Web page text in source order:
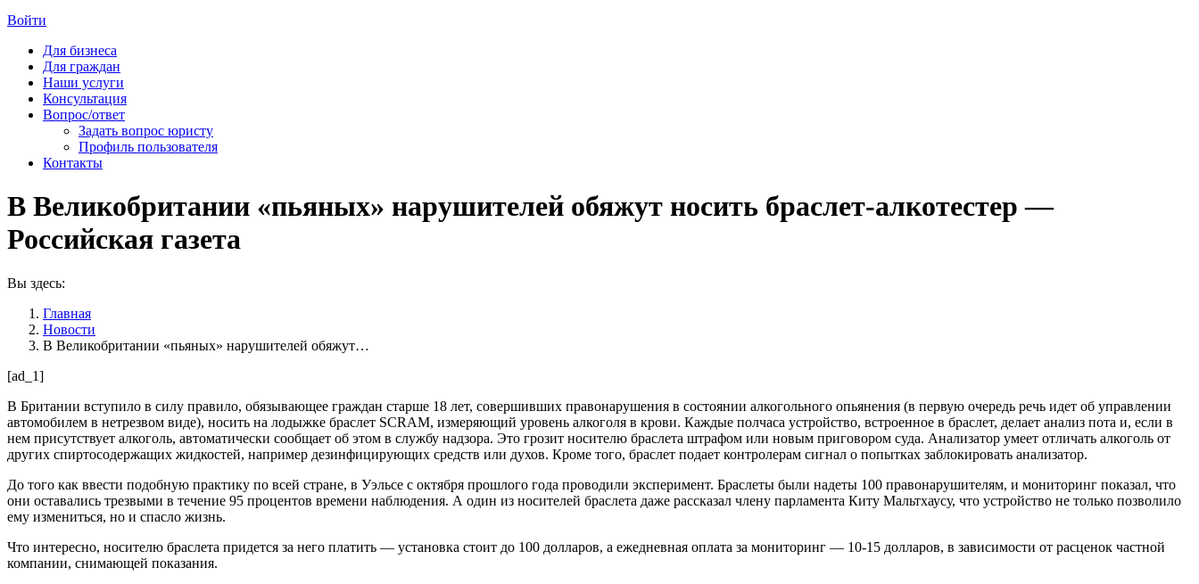
Войти
Для бизнеса
Для граждан
Наши услуги
Консультация
Вопрос/ответ
Задать вопрос юристу
Профиль пользователя
Контакты
В Великобритании «пьяных» нарушителей обяжут носить браслет-алкотестер —
Российская газета
Вы здесь:
Главная
Новости
В Великобритании «пьяных» нарушителей обяжут…
[ad_1]
В Британии вступило в силу правило, обязывающее граждан старше 18 лет, совершивших правонарушения в состоянии алкогольного опьянения (в первую очередь речь идет об управлении
автомобилем в нетрезвом виде), носить на лодыжке браслет SCRAM, измеряющий уровень алкоголя в крови. Каждые полчаса устройство, встроенное в браслет, делает анализ пота и, если в
нем присутствует алкоголь, автоматически сообщает об этом в службу надзора. Это грозит носителю браслета штрафом или новым приговором суда. Анализатор умеет отличать алкоголь от
других спиртосодержащих жидкостей, например дезинфицирующих средств или духов. Кроме того, браслет подает контролерам сигнал о попытках заблокировать анализатор.
До того как ввести подобную практику по всей стране, в Уэльсе с октября прошлого года проводили эксперимент. Браслеты были надеты 100 правонарушителям, и мониторинг показал, что
они оставались трезвыми в течение 95 процентов времени наблюдения. А один из носителей браслета даже рассказал члену парламента Киту Мальтхаусу, что устройство не только позволило
ему измениться, но и спасло жизнь.
Что интересно, носителю браслета придется за него платить — установка стоит до 100 долларов, а ежедневная оплата за мониторинг — 10-15 долларов, в зависимости от расценок частной
компании, снимающей показания.